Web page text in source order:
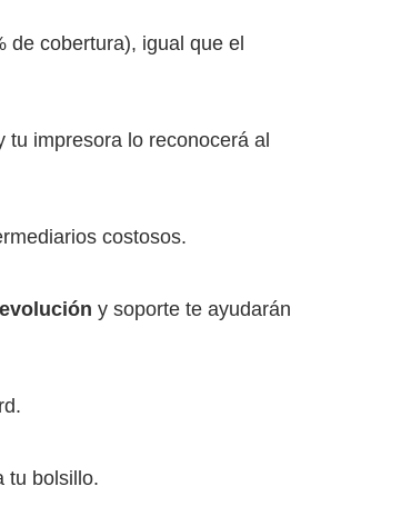
de cobertura), igual que el
tu impresora lo reconocerá al
costosos.
y soporte te ayudarán
tu bolsillo.